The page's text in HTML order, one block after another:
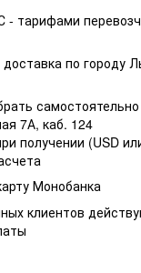
тарифами
по городу
7А, каб. 124
получении (USD
Монобанка
клиентов